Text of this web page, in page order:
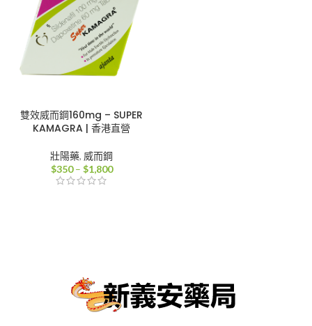
雙效威而鋼160mg – SUPER
KAMAGRA | 香港直營
壯陽藥, 威而鋼
$350 – $1,800價